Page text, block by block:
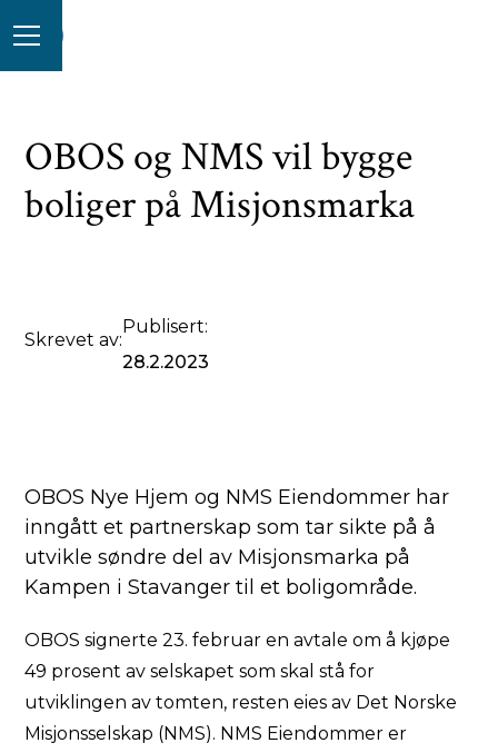
OBOS og NMS vil bygge
boliger på Misjonsmarka
Skrevet av:
Publisert:
28.2.2023
OBOS Nye Hjem og NMS Eiendommer har
inngått et partnerskap som tar sikte på å
utvikle søndre del av Misjonsmarka på
Kampen i Stavanger til et boligområde.
OBOS signerte 23. februar en avtale om å kjøpe
49 prosent av selskapet som skal stå for
utviklingen av tomten, resten eies av Det Norske
Misjonsselskap (NMS). NMS Eiendommer er